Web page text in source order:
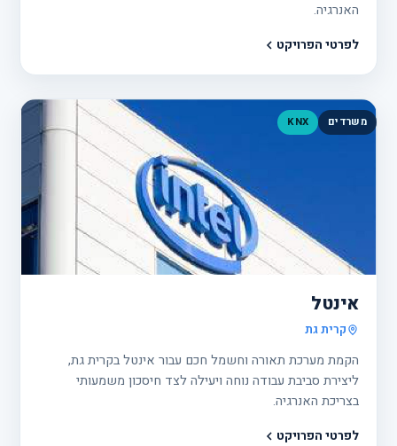
האנרגיה.
לפרטי הפרויקט
משרדים KNX
אינטל
קרית גת
הקמת מערכת תאורה וחשמל חכם עבור אינטל בקרית גת,
ליצירת סביבת עבודה נוחה ויעילה לצד חיסכון משמעותי
בצריכת האנרגיה.
לפרטי הפרויקט